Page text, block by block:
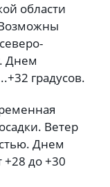
области
Днем
градусов.
Ветер
Днем
+28 до +30